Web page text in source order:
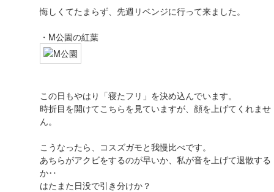
悔しくてたまらず、先週リベンジに行って来ました。
・M公園の紅葉
この日もやはり「寝たフリ」を決め込んでいます。
時折目を開けてこちらを見ていますが、顔を上げてくれませ
ん。
こうなったら、コスズガモと我慢比べです。
あちらがアクビをするのが早いか、私が音を上げて退散する
か‥
はたまた日没で引き分けか？